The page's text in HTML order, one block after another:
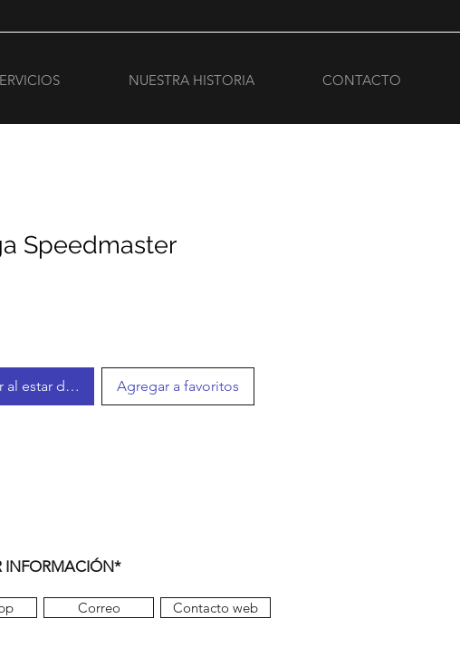
NUESTRA HISTORIA CONTACTO
Speedmaster
al estar disponibleAgregar a favoritos
INFORMACIÓN*
Correo Contacto web